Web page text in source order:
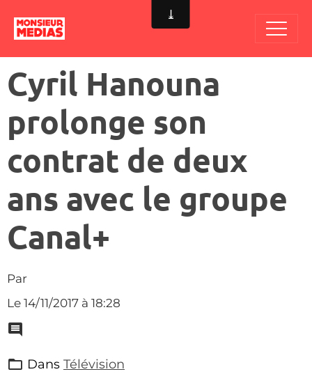
Cyril Hanouna
prolonge son
contrat de deux
ans avec le groupe
Canal+
Par
Le 14/11/2017 à 18:28
Dans Télévision